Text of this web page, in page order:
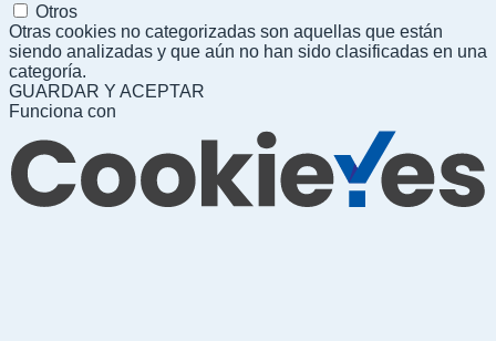
Otros
Otras cookies no categorizadas son aquellas que están
siendo analizadas y que aún no han sido clasificadas en una
categoría.
GUARDAR Y ACEPTAR
Funciona con